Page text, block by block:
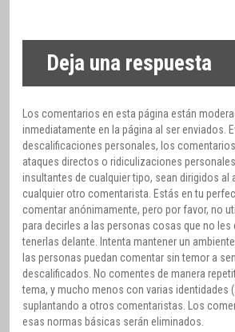
Deja una respuesta
Los comentarios en esta página están
inmediatamente en la página al ser enviados.
descalificaciones personales, los
ataques directos o ridiculizaciones
insultantes de cualquier tipo, sean dirigidos al
cualquier otro comentarista. Estás en tu
comentar anónimamente, pero por favor, no
para decirles a las personas cosas que no les
tenerlas delante. Intenta mantener un
las personas puedan comentar sin temor a
descalificados. No comentes de manera
tema, y mucho menos con varias identidades (
suplantando a otros comentaristas. Los
esas normas básicas serán eliminados.